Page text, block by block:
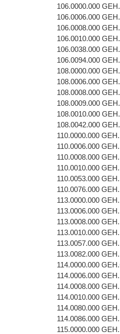
106.0000.000
106.0006.000
106.0008.000
106.0010.000
106.0038.000
106.0094.000
108.0000.000
108.0006.000
108.0008.000
108.0009.000
108.0010.000
108.0042.000
110.0000.000
110.0006.000
110.0008.000
110.0010.000
110.0053.000
110.0076.000
113.0000.000
113.0006.000
113.0008.000
113.0010.000
113.0057.000
113.0082.000
114.0000.000
114.0006.000
114.0008.000
114.0010.000
114.0080.000
114.0086.000
115.0000.000